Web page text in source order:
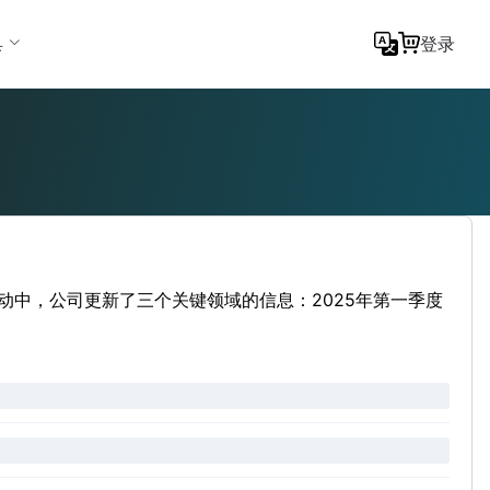
登录
，公司更新了三个关键领域的信息：2025年第一季度